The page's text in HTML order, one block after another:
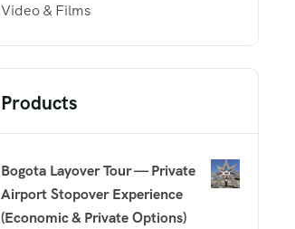
Video & Films
Products
Bogota Layover Tour — Private
Airport Stopover Experience
(Economic & Private Options)